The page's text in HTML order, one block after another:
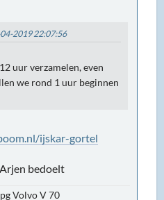
2019 22:07:56
uur verzamelen, even
we rond 1 uur beginnen
ijskar-gortel
bedoelt
Volvo V 70